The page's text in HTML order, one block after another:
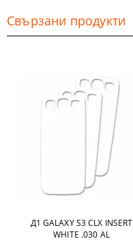
Свързани продукти
Д1 GALAXY S3 CLX INSERT
WHITE .030 AL